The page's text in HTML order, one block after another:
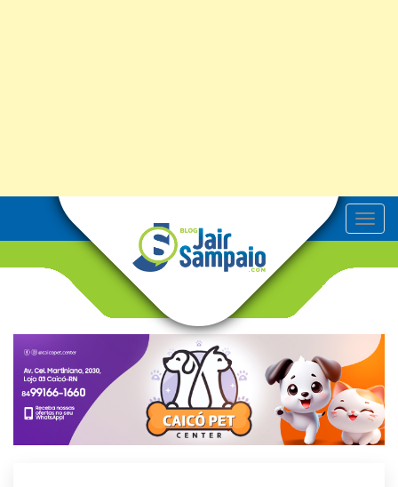
T
o
v
g
t
i
o
n